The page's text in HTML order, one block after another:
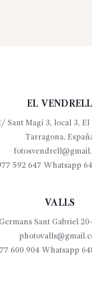
EL VENDRELL
Sant Magí 3, local 3,
Tarragona,
592 647 Whatsapp
VALLS
Sant Gabriel
600 904 Whatsapp